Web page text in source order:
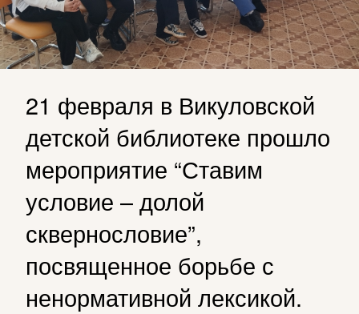
21 февраля в Викуловской
детской библиотеке прошло
мероприятие “Ставим
условие – долой
сквернословие”,
посвященное борьбе с
ненормативной лексикой.